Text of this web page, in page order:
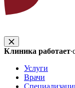
Клиника работает·
Услуги
Врачи